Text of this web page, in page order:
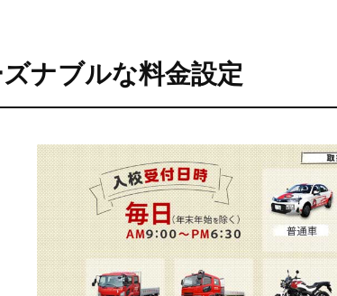
ナブルな料金設定